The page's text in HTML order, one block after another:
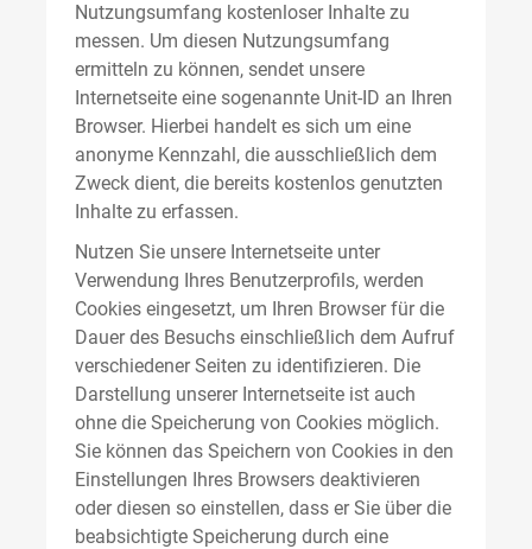
Nutzungsumfang kostenloser Inhalte zu
messen. Um diesen Nutzungsumfang
ermitteln zu können, sendet unsere
Internetseite eine sogenannte Unit-ID an Ihren
Browser. Hierbei handelt es sich um eine
anonyme Kennzahl, die ausschließlich dem
Zweck dient, die bereits kostenlos genutzten
Inhalte zu erfassen.
Nutzen Sie unsere Internetseite unter
Verwendung Ihres Benutzerprofils, werden
Cookies eingesetzt, um Ihren Browser für die
Dauer des Besuchs einschließlich dem Aufruf
verschiedener Seiten zu identifizieren. Die
Darstellung unserer Internetseite ist auch
ohne die Speicherung von Cookies möglich.
Sie können das Speichern von Cookies in den
Einstellungen Ihres Browsers deaktivieren
oder diesen so einstellen, dass er Sie über die
beabsichtigte Speicherung durch eine